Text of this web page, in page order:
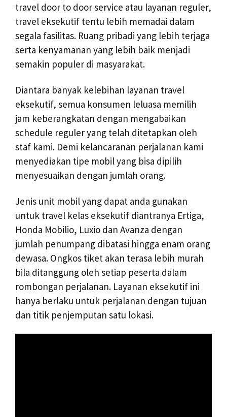
travel door to door service atau layanan reguler,
travel eksekutif tentu lebih memadai dalam
segala fasilitas. Ruang pribadi yang lebih terjaga
serta kenyamanan yang lebih baik menjadi
semakin populer di masyarakat.
Diantara banyak kelebihan layanan travel
eksekutif, semua konsumen leluasa memilih
jam keberangkatan dengan mengabaikan
schedule reguler yang telah ditetapkan oleh
staf kami. Demi kelancaranan perjalanan kami
menyediakan tipe mobil yang bisa dipilih
menyesuaikan dengan jumlah orang.
Jenis unit mobil yang dapat anda gunakan
untuk travel kelas eksekutif diantranya Ertiga,
Honda Mobilio, Luxio dan Avanza dengan
jumlah penumpang dibatasi hingga enam orang
dewasa. Ongkos tiket akan terasa lebih murah
bila ditanggung oleh setiap peserta dalam
rombongan perjalanan. Layanan eksekutif ini
hanya berlaku untuk perjalanan dengan tujuan
dan titik penjemputan satu lokasi.